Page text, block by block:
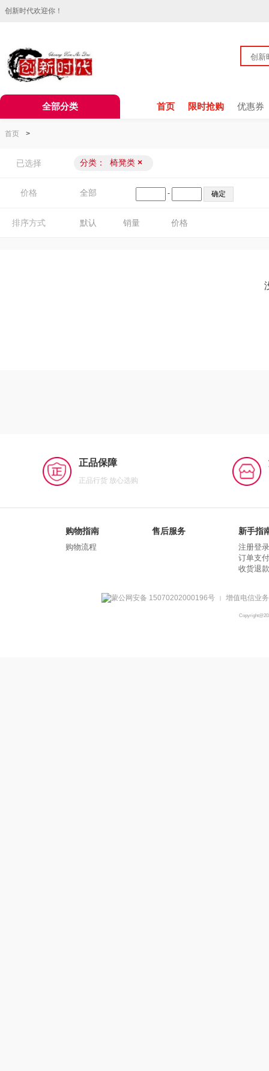
创新时代欢迎你！
全部分类 首页 限时抢购 优惠券
首页 >
已选择 分类： 椅凳类 ×
价格 全部 -
排序方式 默认 销量 价格
正品保障
正品行货 放心选购
购物指南
购物流程
售后服务 新手指
注册登录
订单支付
收货退款
蒙公网安备 15070202000196号 增值电信业